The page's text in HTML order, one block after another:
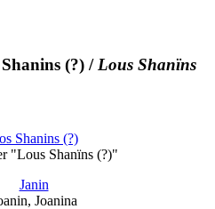
(?) /Lous Shanïns
Shanins (?)
"Lous Shanïns (?)"
Janin
Joanina